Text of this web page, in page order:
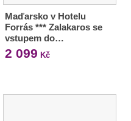
Maďarsko v Hotelu
Forrás *** Zalakaros se
vstupem do…
2 099 Kč